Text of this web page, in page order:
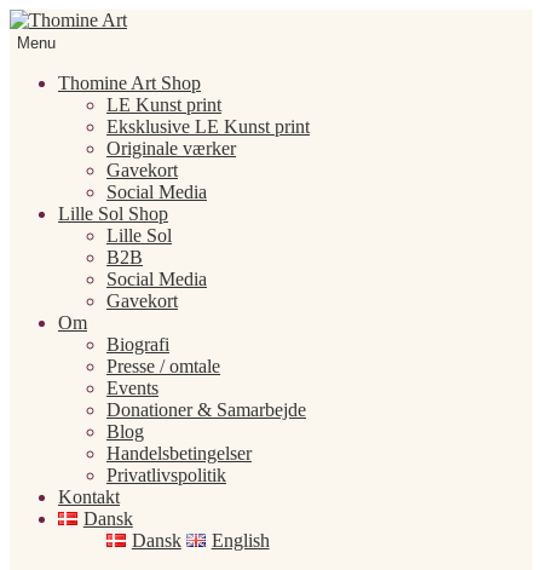
Spring
til
Spring
tilMenu
Thomine Art Shop
LE Kunst print
Eksklusive LE Kunst print
Originale værker
Gavekort
Social Media
Lille Sol Shop
Lille Sol
B2B
Social Media
Gavekort
Om
Biografi
Presse / omtale
Events
Donationer & Samarbejde
Blog
Handelsbetingelser
Privatlivspolitik
Kontakt
Dansk
Dansk
English